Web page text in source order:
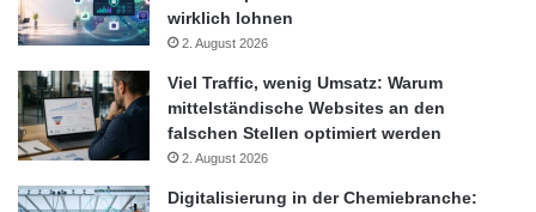
wirklich lohnen
2. August 2026
Viel Traffic, wenig Umsatz: Warum
mittelständische Websites an den
falschen Stellen optimiert werden
2. August 2026
Digitalisierung in der Chemiebranche: